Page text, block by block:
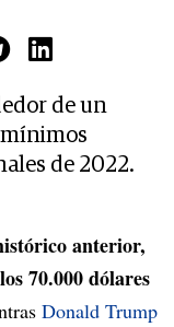
de un
mínimos
de 2022.
anterior,
70.000 dólares
Donald Trump